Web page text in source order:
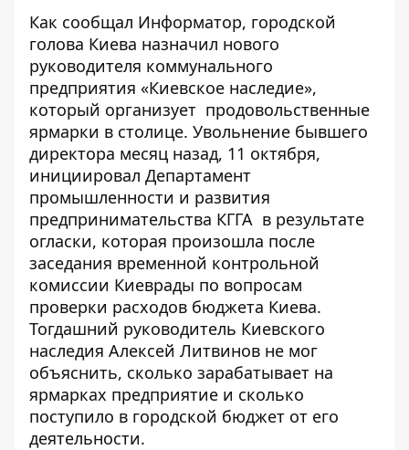
Как сообщал Информатор, городской
голова Киева назначил нового
руководителя коммунального
предприятия «Киевское наследие»,
который организует продовольственные
ярмарки в столице. Увольнение бывшего
директора месяц назад, 11 октября,
инициировал Департамент
промышленности и развития
предпринимательства КГГА в результате
огласки, которая произошла после
заседания временной контрольной
комиссии Киеврады по вопросам
проверки расходов бюджета Киева.
Тогдашний руководитель Киевского
наследия Алексей Литвинов не мог
объяснить, сколько зарабатывает на
ярмарках предприятие и сколько
поступило в городской бюджет от его
деятельности.